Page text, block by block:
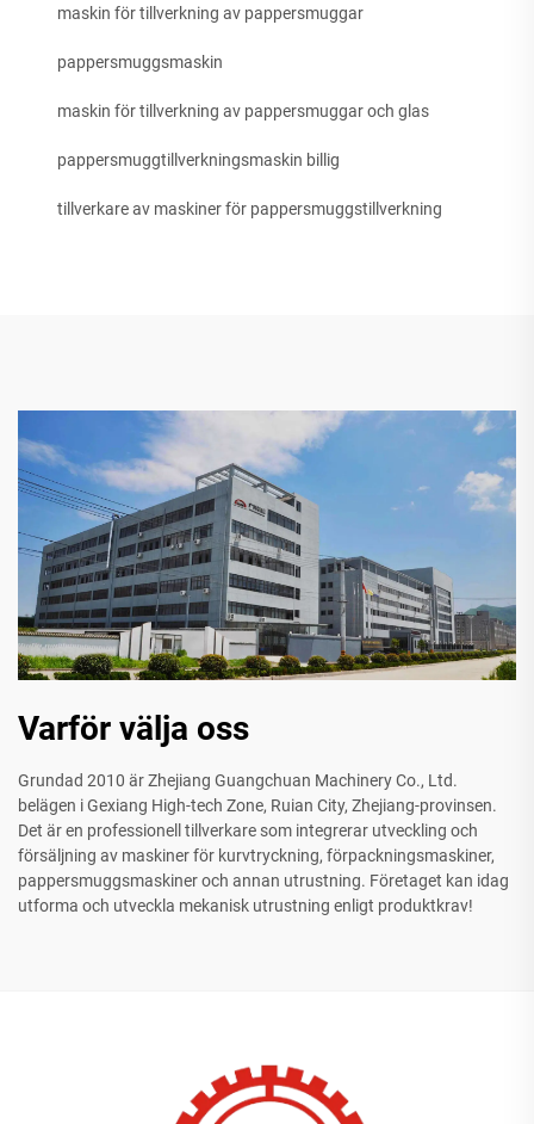
maskin för tillverkning av pappersmuggar
pappersmuggsmaskin
maskin för tillverkning av pappersmuggar och glas
pappersmuggtillverkningsmaskin billig
tillverkare av maskiner för pappersmuggstillverkning
Varför välja oss
Grundad 2010 är Zhejiang Guangchuan Machinery Co., Ltd.
belägen i Gexiang High-tech Zone, Ruian City, Zhejiang-provinsen.
Det är en professionell tillverkare som integrerar utveckling och
försäljning av maskiner för kurvtryckning, förpackningsmaskiner,
pappersmuggsmaskiner och annan utrustning. Företaget kan idag
utforma och utveckla mekanisk utrustning enligt produktkrav!